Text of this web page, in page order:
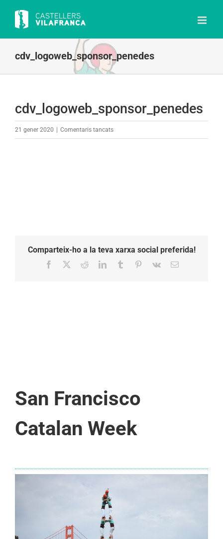
content
cdv_logoweb_sponsor_penedes
cdv_logoweb_sponsor_penedes
21 gener 2020 Comentaris tancatsa
Comparteix-ho a la teva xarxa social preferida!
Facebook RedditLinkedInTumblr Pinterest
Vk Email:
San Francisco
Catalan Week